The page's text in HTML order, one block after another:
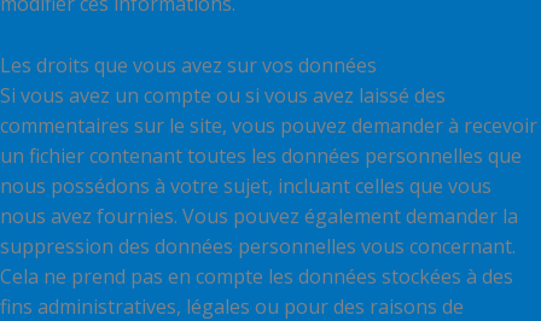
Les droits que vous avez sur vos données
Si vous avez un compte ou si vous avez laissé des
commentaires sur le site, vous pouvez demander à recevoir
un fichier contenant toutes les données personnelles que
nous possédons à votre sujet, incluant celles que vous
nous avez fournies. Vous pouvez également demander la
suppression des données personnelles vous concernant.
Cela ne prend pas en compte les données stockées à des
fins administratives, légales ou pour des raisons de